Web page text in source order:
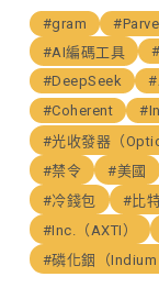
#gram
#AI編碼工具
#DeepSeek
#Coherent
#光收發器（
#禁令
#美國
#冷錢包
#比
#Inc.（AXTI）
#磷化銦（